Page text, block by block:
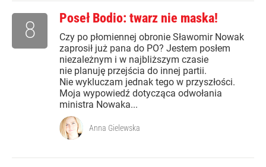
Poseł Bodio: twarz nie maska!
Czy po płomiennej obronie Sławomir Nowak
zaprosił już pana do PO? Jestem posłem
niezależnym i w najbliższym czasie
nie planuję przejścia do innej partii.
Nie wykluczam jednak tego w przyszłości.
Moja wypowiedź dotycząca odwołania
ministra Nowaka...
8
Anna Gielewska